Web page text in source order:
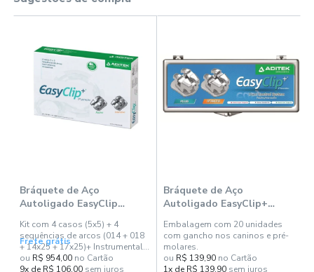
Bráquete de Aço
Autoligado EasyClip
com 4 Kit - Aditek
Kit com 4 casos (5x5) + 4
sequências de arcos (014 + 018
+ 14x25 + 17x25)+ Instrumental
(Pinça e Explorador) +
Acessórios (Stop e Gancho
Frete grátis
ou R$ 954,00 no Cartão
9x de R$ 106,00 sem juros
Bráquete de Aço
Autoligado EasyClip+
1 Caso - Aditek
Embalagem com 20 unidades
com gancho nos caninos e pré-
molares.
ou R$ 139,90 no Cartão
1x de R$ 139,90 sem juros